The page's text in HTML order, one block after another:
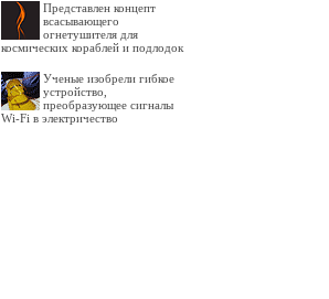
Представлен концепт
всасывающего
огнетушителя для
космических кораблей и подлодок
Ученые изобрели гибкое
устройство,
преобразующее сигналы
Wi-Fi в электричество